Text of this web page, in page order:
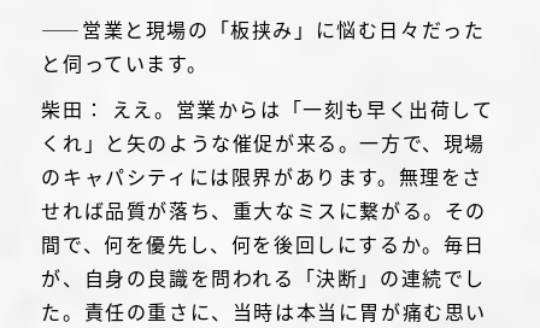
――営業と現場の「板挟み」に悩む日々だった
と伺っています。
柴田： ええ。営業からは「一刻も早く出荷して
くれ」と矢のような催促が来る。一方で、現場
のキャパシティには限界があります。無理をさ
せれば品質が落ち、重大なミスに繋がる。その
間で、何を優先し、何を後回しにするか。毎日
が、自身の良識を問われる「決断」の連続でし
た。責任の重さに、当時は本当に胃が痛む思い